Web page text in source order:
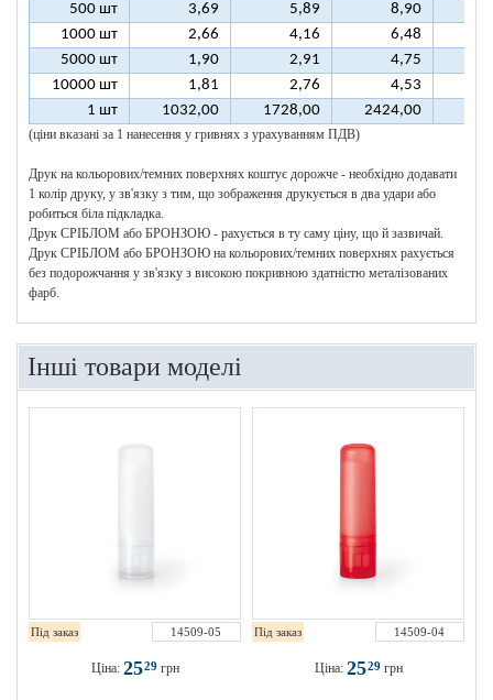
500 шт
3,69 5,89 8,90
1000 шт
2,66 4,16 6,48
5000 шт
1,90 2,91 4,75
10000 шт
1,81 2,76 4,53
1 шт
1032,00 1728,00 2424,00
(ціни вказані за 1 нанесення у гривнях з урахуванням ПДВ)
Друк на кольорових/темних поверхнях коштує дорожче - необхідно додавати
1 колір друку, у зв'язку з тим, що зображення друкується в два удари або
робиться біла підкладка.
Друк СРІБЛОМ або БРОНЗОЮ - рахується в ту саму ціну, що й зазвичай.
Друк СРІБЛОМ або БРОНЗОЮ на кольорових/темних поверхнях рахується
без подорожчання у зв'язку з високою покривною здатністю металізованих
фарб.
Інші товари моделі
Під заказ 14509-05
Ціна: 2529 грн
Під заказ 14509-04
Ціна: 2529 грн